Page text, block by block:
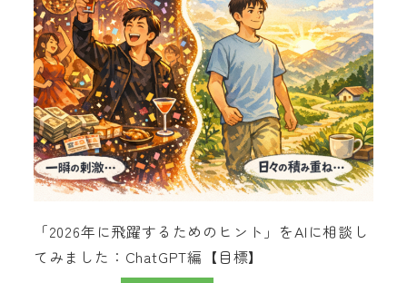
「2026年に飛躍するためのヒント」をAIに相談し
てみました：ChatGPT編【目標】